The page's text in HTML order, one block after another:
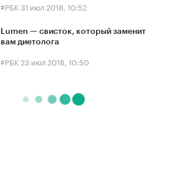
#РБК31 июл 2018, 10:52
Lumen — свисток, который заменит
вам диетолога
#РБК 23 июл 2018, 10:50